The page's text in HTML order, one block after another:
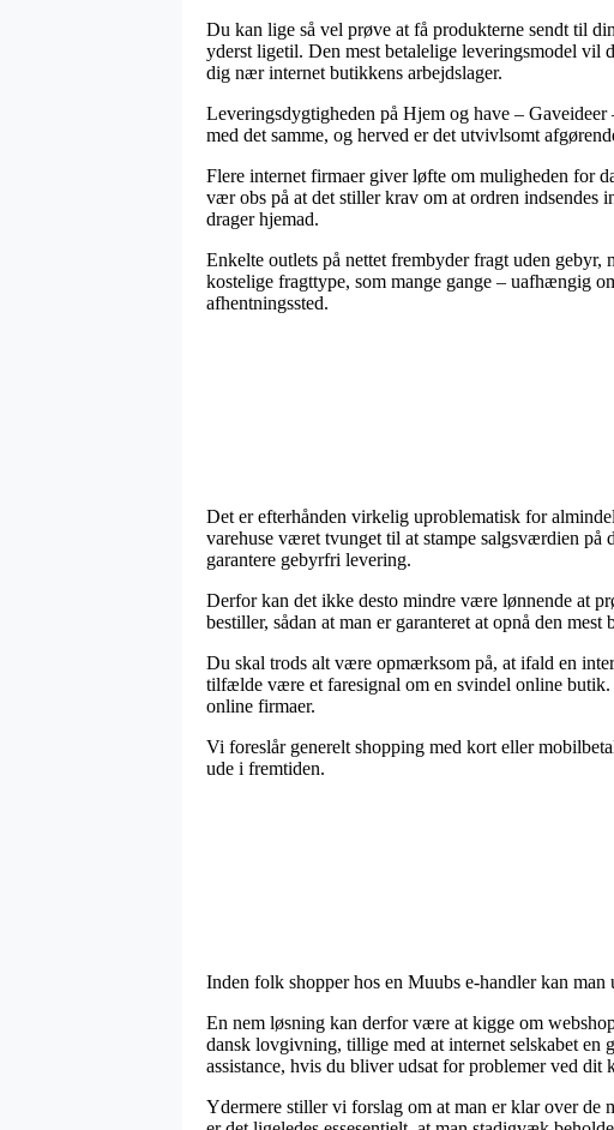
Du kan lige så vel prøve at få produkterne sendt til
yderst ligetil. Den mest betalelige leveringsmodel vil
dig nær internet butikkens arbejdslager.
Leveringsdygtigheden på Hjem og have –
med det samme, og herved er det utvivlsomt
Flere internet firmaer giver løfte om muligheden for
vær obs på at det stiller krav om at ordren indsendes
drager hjemad.
Enkelte outlets på nettet frembyder fragt uden
kostelige fragttype, som mange gange – uafhængig
afhentningssted.
Det er efterhånden virkelig uproblematisk for
varehuse været tvunget til at stampe salgsværdien
garantere gebyrfri levering.
Derfor kan det ikke desto mindre være lønnende at
bestiller, sådan at man er garanteret at opnå den mest
Du skal trods alt være opmærksom på, at ifald en
tilfælde være et faresignal om en svindel online
online firmaer.
Vi foreslår generelt shopping med kort eller
ude i fremtiden.
Inden folk shopper hos en Muubs e-handler kan
En nem løsning kan derfor være at kigge om
dansk lovgivning, tillige med at internet selskabet en
assistance, hvis du bliver udsat for problemer ved dit
Ydermere stiller vi forslag om at man er klar over de